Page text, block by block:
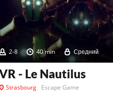
2-8 40 min Средний
- Le Nautilus
Strasbourg Escape Game